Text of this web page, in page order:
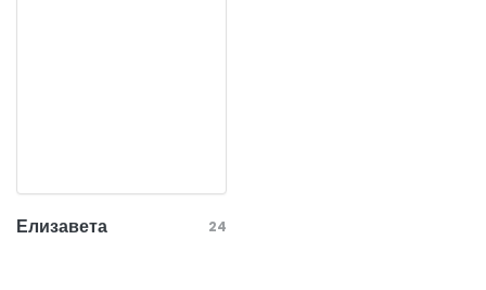
Елизавета 24